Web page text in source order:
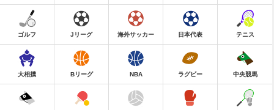
ゴルフ Jリーグ 海外サッカー 日本代表 テニス
大相撲 Bリーグ NBA ラグビー 中央競馬